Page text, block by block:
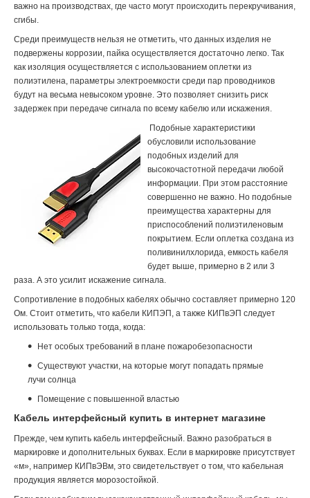
важно на производствах, где часто могут происходить перекручивания,
сгибы.
Среди преимуществ нельзя не отметить, что данных изделия не
подвержены коррозии, пайка осуществляется достаточно легко. Так
как изоляция осуществляется с использованием оплетки из
полиэтилена, параметры электроемкости среди пар проводников
будут на весьма невысоком уровне. Это позволяет снизить риск
задержек при передаче сигнала по всему кабелю или искажения.
Подобные характеристики
обусловили использование
подобных изделий для
высокочастотной передачи любой
информации. При этом расстояние
совершенно не важно. Но подобные
преимущества характерны для
приспособлений полиэтиленовым
покрытием. Если оплетка создана из
поливинилхлорида, емкость кабеля
будет выше, примерно в 2 или 3
раза. А это усилит искажение сигнала.
Сопротивление в подобных кабелях обычно составляет примерно 120
Ом. Стоит отметить, что кабели КИПЭП, а также КИПвЭП следует
использовать только тогда, когда:
Нет особых требований в плане пожаробезопасности
Существуют участки, на которые могут попадать прямые
лучи солнца
Помещение с повышенной властью
Кабель интерфейсный купить в интернет магазине
Прежде, чем купить кабель интерфейсный. Важно разобраться в
маркировке и дополнительных буквах. Если в маркировке присутствует
«м», например КИПвЭВм, это свидетельствует о том, что кабельная
продукция является морозостойкой.